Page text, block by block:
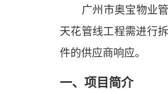
广州市奥宝物业
天花管线工程需进行
件的供应商响应。
一、项目简介